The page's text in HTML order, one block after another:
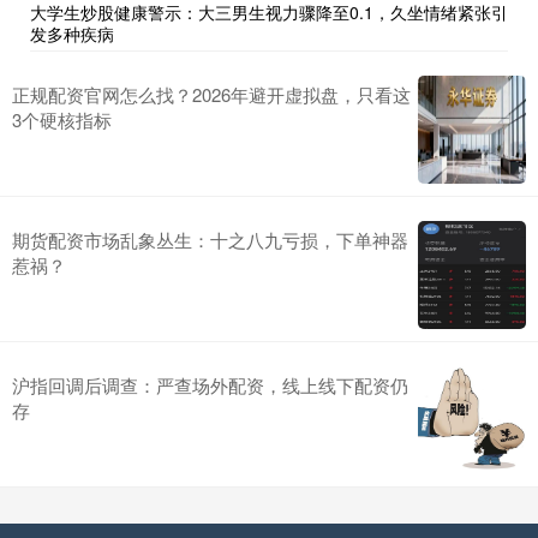
大学生炒股健康警示：大三男生视力骤降至0.1，久坐情绪紧张引
发多种疾病
正规配资官网怎么找？2026年避开虚拟盘，只看这
3个硬核指标
期货配资市场乱象丛生：十之八九亏损，下单神器
惹祸？
沪指回调后调查：严查场外配资，线上线下配资仍
存